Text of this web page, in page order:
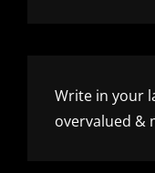
Write in your
overvalued &